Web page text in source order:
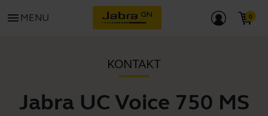
menu MENU
KONTAKT
Jabra UC Voice 750 MS